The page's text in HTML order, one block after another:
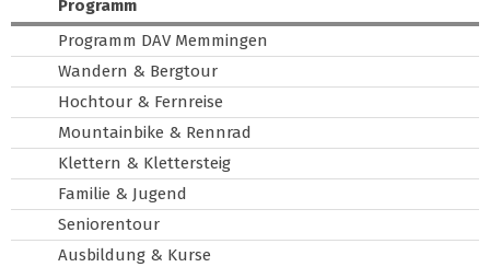
Programm
Programm DAV Memmingen
Wandern & Bergtour
Hochtour & Fernreise
Mountainbike & Rennrad
Klettern & Klettersteig
Familie & Jugend
Seniorentour
Ausbildung & Kurse